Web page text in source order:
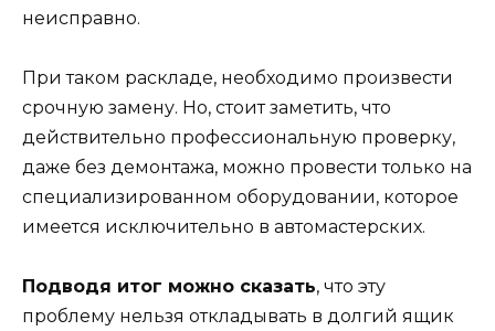
неисправно.
При таком раскладе, необходимо произвести
срочную замену. Но, стоит заметить, что
действительно профессиональную проверку,
даже без демонтажа, можно провести только на
специализированном оборудовании, которое
имеется исключительно в автомастерских.
Подводя итог можно сказать, что эту
проблему нельзя откладывать в долгий ящик